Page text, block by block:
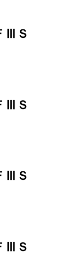
ⅢＳ
ⅢＳ
ⅢＳ
ⅢＳ